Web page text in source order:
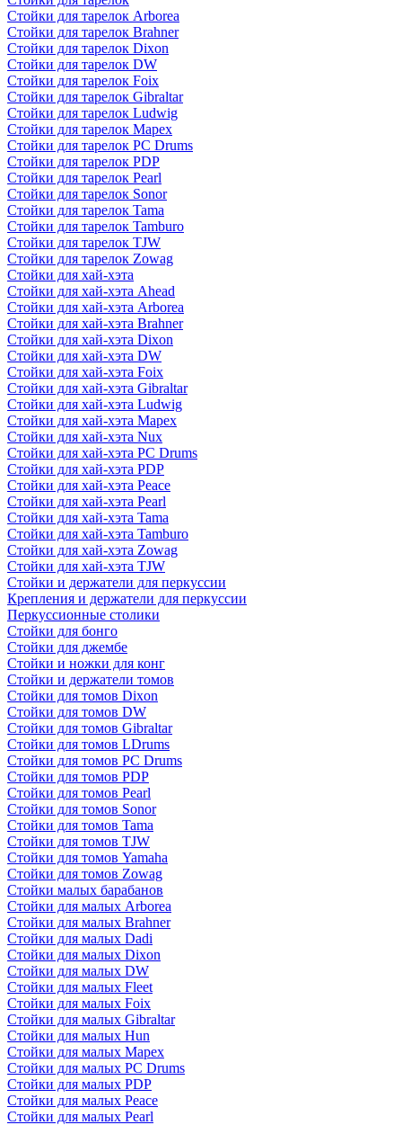
Стойки для тарелок Arborea
Стойки для тарелок Brahner
Стойки для тарелок Dixon
Стойки для тарелок DW
Стойки для тарелок Foix
Стойки для тарелок Gibraltar
Стойки для тарелок Ludwig
Стойки для тарелок Mapex
Стойки для тарелок PC Drums
Стойки для тарелок PDP
Стойки для тарелок Pearl
Стойки для тарелок Sonor
Стойки для тарелок Tama
Стойки для тарелок Tamburo
Стойки для тарелок TJW
Стойки для тарелок Zowag
Стойки для хай-хэта
Стойки для хай-хэта Ahead
Стойки для хай-хэта Arborea
Стойки для хай-хэта Brahner
Стойки для хай-хэта Dixon
Стойки для хай-хэта DW
Стойки для хай-хэта Foix
Стойки для хай-хэта Gibraltar
Стойки для хай-хэта Ludwig
Стойки для хай-хэта Mapex
Стойки для хай-хэта Nux
Стойки для хай-хэта PC Drums
Стойки для хай-хэта PDP
Стойки для хай-хэта Peace
Стойки для хай-хэта Pearl
Стойки для хай-хэта Tama
Стойки для хай-хэта Tamburo
Стойки для хай-хэта Zowag
Стойки для хай-хэта TJW
Стойки и держатели для перкуссии
Крепления и держатели для перкуссии
Перкуссионные столики
Стойки для бонго
Стойки для джембе
Стойки и ножки для конг
Стойки и держатели томов
Стойки для томов Dixon
Стойки для томов DW
Стойки для томов Gibraltar
Стойки для томов LDrums
Стойки для томов PC Drums
Стойки для томов PDP
Стойки для томов Pearl
Стойки для томов Sonor
Стойки для томов Tama
Стойки для томов TJW
Стойки для томов Yamaha
Стойки для томов Zowag
Стойки малых барабанов
Стойки для малых Arborea
Стойки для малых Brahner
Стойки для малых Dadi
Стойки для малых Dixon
Стойки для малых DW
Стойки для малых Fleet
Стойки для малых Foix
Стойки для малых Gibraltar
Стойки для малых Hun
Стойки для малых Mapex
Стойки для малых PC Drums
Стойки для малых PDP
Стойки для малых Peace
Стойки для малых Pearl